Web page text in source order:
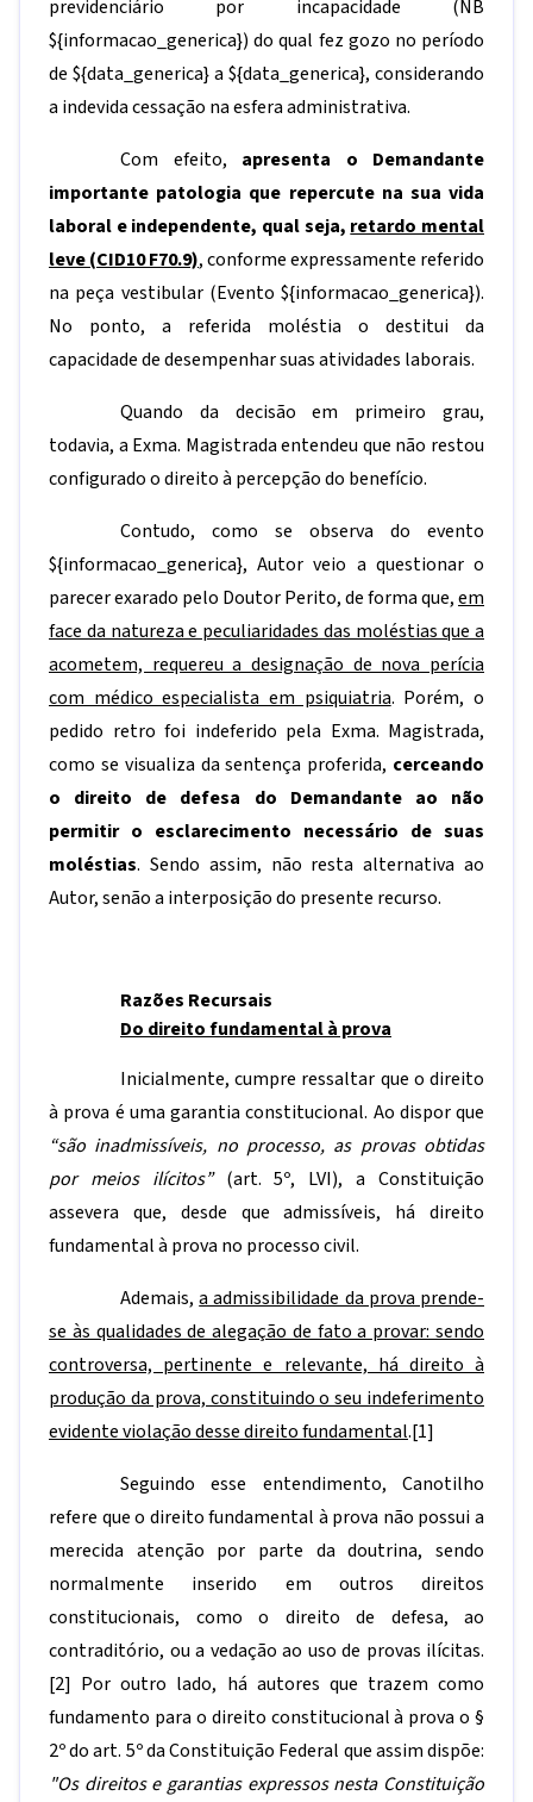
previdenciário por incapacidade (NB
${informacao_generica}) do qual fez gozo no período
de ${data_generica}a ${data_generica}, considerando
a indevida cessação na esfera administrativa.
Com efeito, apresenta o Demandante
importante patologia que repercute na sua vida
laboral e independente, qual seja, retardo mental
leve (CID10 F70.9), conforme expressamente referido
na peça vestibular (Evento ${informacao_generica}).
No ponto, a referida moléstia o destitui da
capacidade de desempenhar suas atividades laborais.
Quando da decisão em primeiro grau,
todavia, a Exma. Magistrada entendeu que não restou
configurado o direito à percepção do benefício.
Contudo, como se observa do evento
${informacao_generica}, Autor veio a questionar o
parecer exarado pelo Doutor Perito, de forma que,em
face da natureza e peculiaridades das moléstias que a
acometem, requereu a designação de nova perícia
com médico especialista em psiquiatria. Porém, o
pedido retro foi indeferido pela Exma. Magistrada,
como se visualiza da sentença proferida, cerceando
o direito de defesa do Demandante ao não
permitir o esclarecimento necessário de suas
moléstias. Sendo assim, não resta alternativa ao
Autor, senão a interposição do presente recurso.
Razões Recursais
Do direito fundamental à prova
Inicialmente, cumpre ressaltar que o direito
à prova é uma garantia constitucional. Ao dispor que
“são inadmissíveis, no processo, as provas obtidas
por meios ilícitos”(art. 5º, LVI), a Constituição
assevera que, desde que admissíveis, há direito
fundamental à prova no processo civil.
Ademais,a admissibilidade da prova prende-
se às qualidades de alegação de fato a provar: sendo
controversa, pertinente e relevante, há direito à
produção da prova, constituindo o seu indeferimento
evidente violação desse direito fundamental.[1]
Seguindo esse entendimento, Canotilho
refere que o direito fundamental à prova não possui a
merecida atenção por parte da doutrina, sendo
normalmente inserido em outros direitos
constitucionais, como o direito de defesa, ao
contraditório, ou a vedação ao uso de provas ilícitas.
[2] Por outro lado, há autores que trazem como
fundamento para o direito constitucional à prova o §
2º do art. 5º da Constituição Federal que assim dispõe:
"Os direitos e garantias expressos nesta Constituição